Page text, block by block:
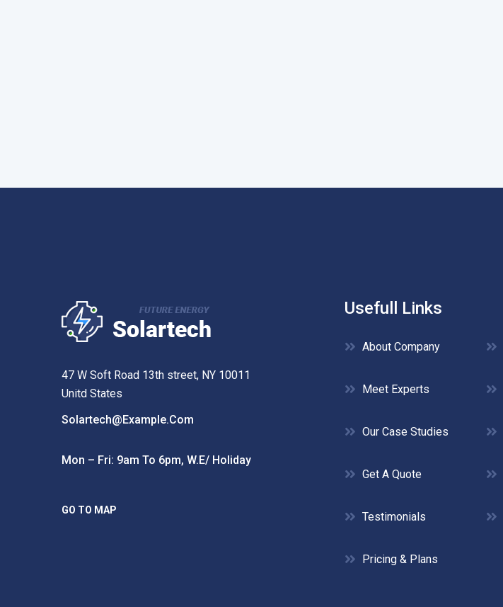
47 W Soft Road 13th street, NY 10011
Unitd States
Solartech@example.com
Mon – Fri: 9am To 6pm, W.e/ Holiday
GO TO MAP
Usefull Links
About Company
Meet Experts
Our Case Studies
Get A Quote
Testimonials
Pricing & Plans